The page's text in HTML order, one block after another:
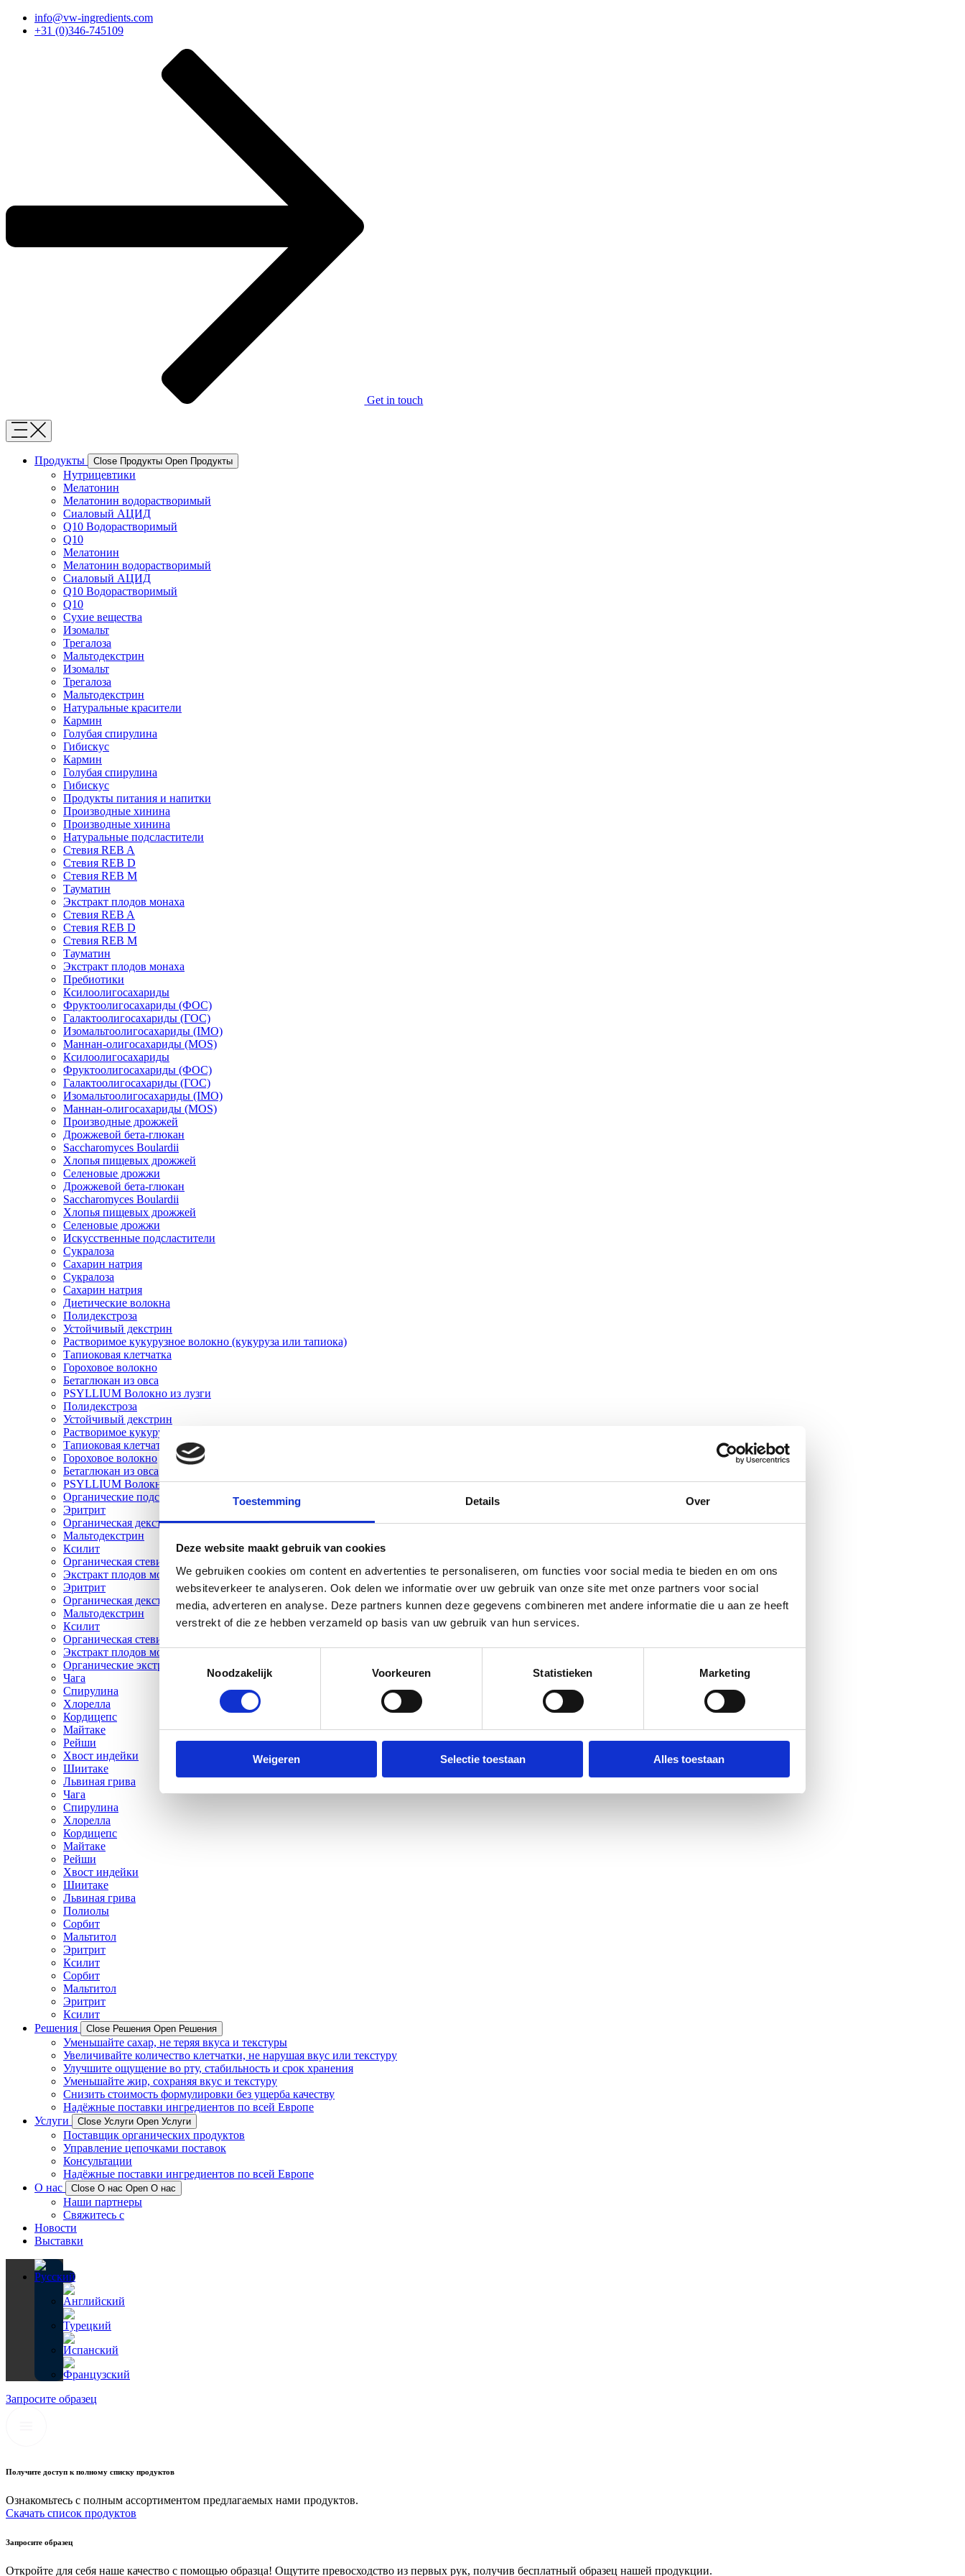
Toestemming Details Over
Deze website maakt gebruik van cookies
We gebruiken cookies om content en advertenties te personaliseren, om functies voor social media te bieden en om ons
websiteverkeer te analyseren. Ook delen we informatie over uw gebruik van onze site met onze partners voor social
media, adverteren en analyse. Deze partners kunnen deze gegevens combineren met andere informatie die u aan ze heeft
verstrekt of die ze hebben verzameld op basis van uw gebruik van hun services.
Toestemmingsselectie
Noodzakelijk
Voorkeuren Statistieken Marketing
Weigeren Selectie toestaan Alles toestaan
Перейтиinfo@vw-ingredients.com
+31 (0)346-745109
Get in touch
Продукты Close Продукты Open Продукты
Нутрицевтики
Мелатонин
Мелатонин водорастворимый
Сиаловый АЦИД
Q10 Водорастворимый
Q10
Мелатонин
Мелатонин водорастворимый
Сиаловый АЦИД
Q10 Водорастворимый
Q10
Сухие вещества
Изомальт
Трегалоза
Мальтодекстрин
Изомальт
Трегалоза
Мальтодекстрин
Натуральные красители
Кармин
Голубая спирулина
Гибискус
Кармин
Голубая спирулина
Гибискус
Продукты питания и напитки
Производные хинина
Производные хинина
Натуральные подсластители
Стевия REB A
Стевия REB D
Стевия REB M
Тауматин
Экстракт плодов монаха
Стевия REB A
Стевия REB D
Стевия REB M
Тауматин
Экстракт плодов монаха
Пребиотики
Ксилоолигосахариды
Фруктоолигосахариды (ФОС)
Галактоолигосахариды (ГОС)
Изомальтоолигосахариды (IMO)
Маннан-олигосахариды (MOS)
Ксилоолигосахариды
Фруктоолигосахариды (ФОС)
Галактоолигосахариды (ГОС)
Изомальтоолигосахариды (IMO)
Маннан-олигосахариды (MOS)
Производные дрожжей
Дрожжевой бета-глюкан
Saccharomyces Boulardii
Хлопья пищевых дрожжей
Селеновые дрожжи
Дрожжевой бета-глюкан
Saccharomyces Boulardii
Хлопья пищевых дрожжей
Селеновые дрожжи
Искусственные подсластители
Сукралоза
Сахарин натрия
Сукралоза
Сахарин натрия
Диетические волокна
Полидекстроза
Устойчивый декстрин
Растворимое кукурузное волокно (кукуруза или тапиока)
Тапиоковая клетчатка
Гороховое волокно
Бетаглюкан из овса
PSYLLIUM Волокно из лузги
Полидекстроза
Устойчивый декстрин
Растворимое кукурузное волокно (кукуруза или тапиока)
Тапиоковая клетчатка
Гороховое волокно
Бетаглюкан из овса
PSYLLIUM Волокно из лузги
Органические подсластители
Эритрит
Органическая декстроза
Мальтодекстрин
Ксилит
Органическая стевия
Экстракт плодов монаха
Эритрит
Органическая декстроза
Мальтодекстрин
Ксилит
Органическая стевия
Экстракт плодов монаха
Органические экстракты
Чага
Спирулина
Хлорелла
Кордицепс
Майтаке
Рейши
Хвост индейки
Шиитаке
Львиная грива
Чага
Спирулина
Хлорелла
Кордицепс
Майтаке
Рейши
Хвост индейки
Шиитаке
Львиная грива
Полиолы
Сорбит
Мальтитол
Эритрит
Ксилит
Сорбит
Мальтитол
Эритрит
Ксилит
Решения
Close Решения Open Решения
Уменьшайте сахар, не теряя вкуса и текстуры
Увеличивайте количество клетчатки, не нарушая вкус или текстуру
Улучшите ощущение во рту, стабильность и срок хранения
Уменьшайте жир, сохраняя вкус и текстуру
Снизить стоимость формулировки без ущерба качеству
Надёжные поставки ингредиентов по всей Европе
Услуги
Close Услуги Open Услуги
Поставщик органических продуктов
Управление цепочками поставок
Консультации
Надёжные поставки ингредиентов по всей Европе
О нас
Close О нас Open О нас
Наши партнеры
Свяжитесь с
Новости
Выставки
Запросите образец
Получите доступ к полному списку продуктов
Ознакомьтесь с полным ассортиментом предлагаемых нами продуктов.
Скачать список продуктов
Запросите образец
Откройте для себя наше качество с помощью образца! Ощутите превосходство из первых рук, получив бесплатный образец нашей продукции.